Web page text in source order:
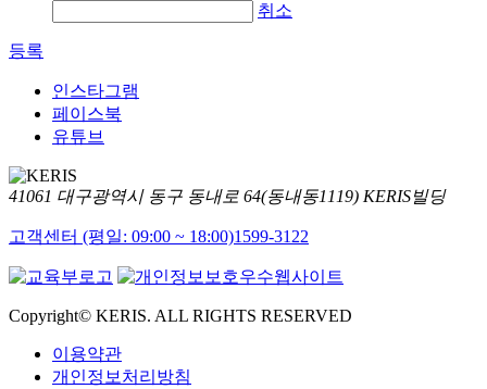
취소
등록
인스타그램
페이스북
유튜브
41061 대구광역시 동구 동내로 64(동내동1119) KERIS빌딩
고객센터 (평일: 09:00 ~ 18:00)1599-3122
Copyright© KERIS. ALL RIGHTS RESERVED
이용약관
개인정보처리방침